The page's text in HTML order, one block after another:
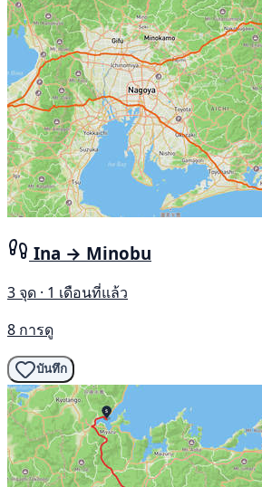
Ina → Minobu
3 จุด · 1 เดือนที่แล้ว
8 การดู
บันทึก